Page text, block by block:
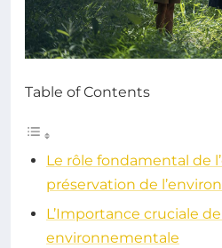
Table of Contents
Le rôle fondamental de
préservation de
L’Importance cruciale
environnementale